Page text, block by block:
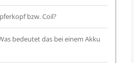
bzw. Coil?
bedeutet das bei einem Akku